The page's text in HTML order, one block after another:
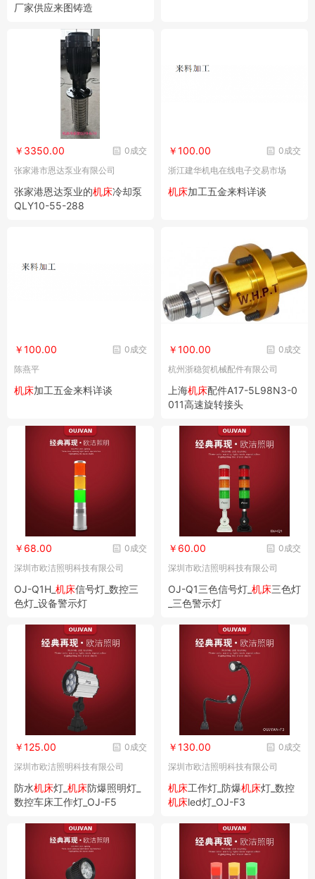
厂家供应来图铸造
0成交
￥3350.00
张家港市恩达泵业有限公司
张家港恩达泵业的机床冷却泵
QLY10-55-288
0成交
￥100.00
浙江建华机电在线电子交易市场
机床加工五金来料详谈
0成交
￥100.00
陈燕平
机床加工五金来料详谈
0成交
￥100.00
杭州浙稳贺机械配件有限公司
上海机床配件A17-5L98N3-0
011高速旋转接头
0成交
￥68.00
深圳市欧洁照明科技有限公司
OJ-Q1H_ 机床信号灯_数控三
色灯_设备警示灯
0成交
￥60.00
深圳市欧洁照明科技有限公司
OJ-Q1三色信号灯_ 机床三色灯
_三色警示灯
0成交
￥125.00
深圳市欧洁照明科技有限公司
防水机床灯_ 机床防爆照明灯_
数控车床工作灯_OJ-F5
0成交
￥130.00
深圳市欧洁照明科技有限公司
机床工作灯_防爆机床灯_数控
机床led灯_OJ-F3